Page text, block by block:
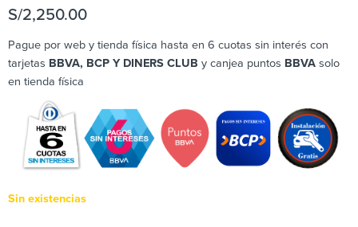
S/2,250.00
Pague por web y tienda física hasta en 6 cuotas sin interés con
tarjetas BBVA, BCP Y DINERS CLUB y canjea puntos BBVA solo
en tienda física
Sin existencias